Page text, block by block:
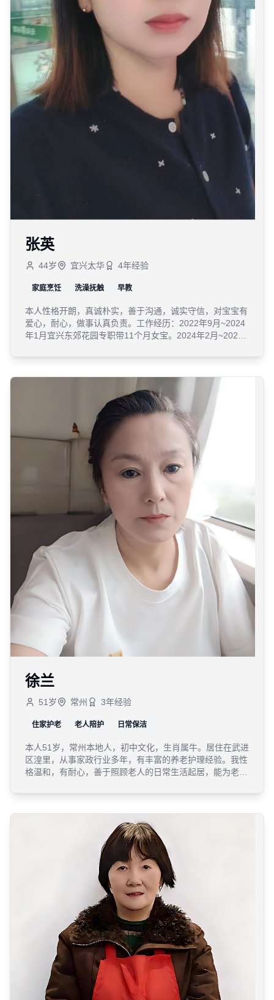
张英
44岁 宜兴太华 4年经验
家庭烹饪 洗澡抚触 早教
本人性格开朗，真诚朴实，善于沟通，诚实守信，对宝宝有
爱心，耐心，做事认真负责。工作经历：2022年9月~2024
年1月宜兴东郊花园专职带11个月女宝。2024年2月~2025
徐兰
51 岁 常州 3年经验
住家护老 老人陪护 日常保洁
本人51岁，常州本地人，初中文化，生肖属牛。居住在武进
区湟里，从事家政行业多年，有丰富的养老护理经验。我性
格温和，有耐心，善于照顾老人的日常生活起居，能为老人